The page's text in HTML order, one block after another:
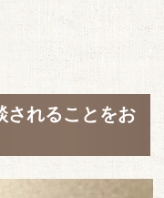
されることをお